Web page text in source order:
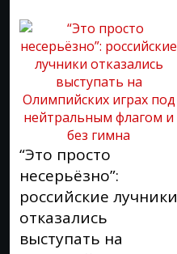
“Это просто
несерьёзно”:
российские лучники
отказались
выступать на